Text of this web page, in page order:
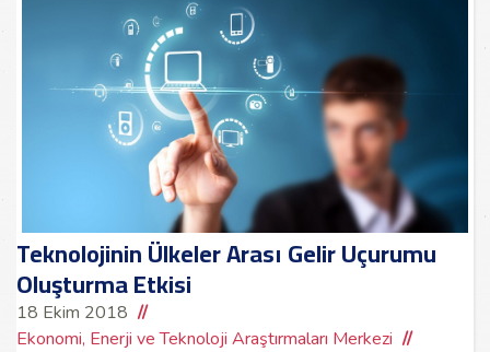
Teknolojinin Ülkeler Arası Gelir Uçurumu
Oluşturma Etkisi
18 Ekim 2018
Ekonomi, Enerji ve Teknoloji Araştırmaları Merkezi